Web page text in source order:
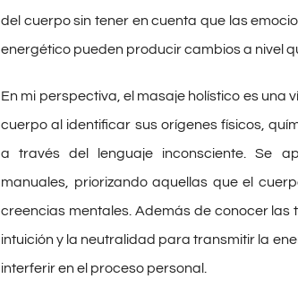
del cuerpo sin tener en cuenta que las
energético pueden producir cambios a nivel
En mi perspectiva, el masaje holístico es una
cuerpo al identificar sus orígenes físicos,
a través del lenguaje inconsciente. Se
manuales, priorizando aquellas que el
creencias mentales. Además de conocer las
intuición y la neutralidad para transmitir la
interferir en el proceso personal.